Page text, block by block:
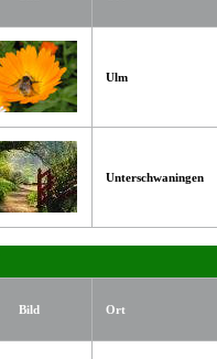
Ulm
Unterschwaningen
Bild Ort